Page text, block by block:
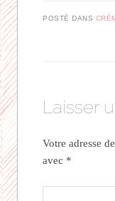
POSTÉ DANS
Laisser
Votre adresse
avec *